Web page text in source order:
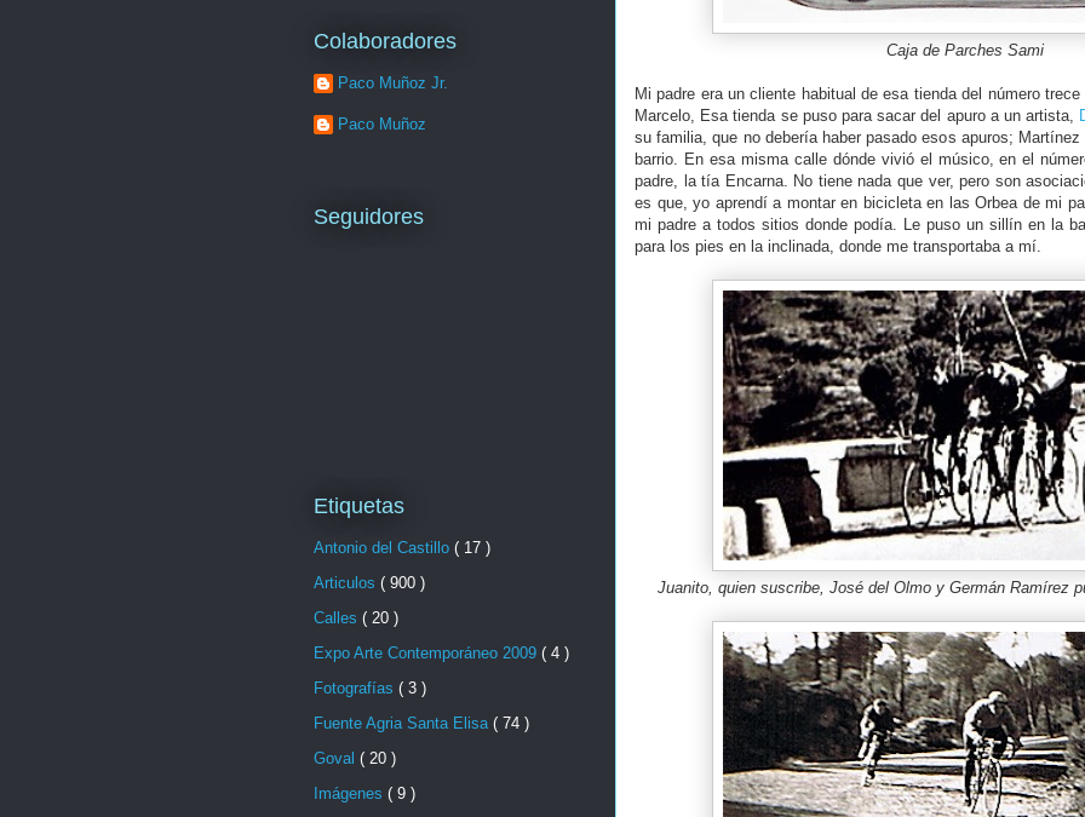
Caja de Parches Sami
Mi padre era un cliente habitual de esa tienda del número
Marcelo, Esa tienda se puso para sacar del apuro a un artista,
su familia, que no debería haber pasado esos apuros;
barrio. En esa misma calle dónde vivió el músico, en el
padre, la tía Encarna. No tiene nada que ver, pero son
es que, yo aprendí a montar en bicicleta en las Orbea de mi
mi padre a todos sitios donde podía. Le puso un sillín en la
para los pies en la inclinada, donde me transportaba a mí.
Juanito, quien suscribe, José del Olmo y Germán Ramírez
Colaboradores
Paco Muñoz Jr.
Paco Muñoz
Seguidores
Etiquetas
Antonio del Castillo ( 17 )
Articulos ( 900 )
Calles ( 20 )
Expo Arte Contemporáneo 2009 ( 4 )
Fotografías ( 3 )
Fuente Agria Santa Elisa ( 74 )
Goval ( 20 )
Imágenes ( 9 )